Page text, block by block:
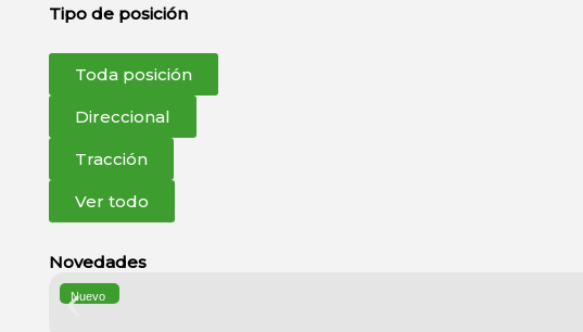
Tipo de posición
Toda posición
Direccional
Tracción
Ver todo
Novedades
Nuevo